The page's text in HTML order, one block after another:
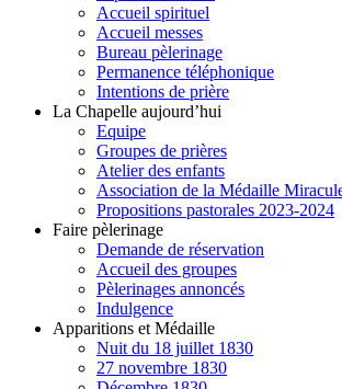
Accueil spirituel
Accueil messes
Bureau pèlerinage
Permanence téléphonique
Intentions de prière
La Chapelle aujourd’hui
Equipe
Groupes de prières
Atelier des enfants
Association de la Médaille
Propositions pastorales 2023-2024
Faire pèlerinage
Demande de réservation
Accueil des groupes
Pèlerinages annoncés
Indulgence
Apparitions et Médaille
Nuit du 18 juillet 1830
27 novembre 1830